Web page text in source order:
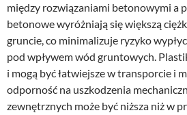
między rozwiązaniami betonowymi a
betonowe wyróżniają się większą
gruncie, co minimalizuje ryzyko
pod wpływem wód gruntowych.
i mogą być łatwiejsze w transporcie i
odporność na uszkodzenia
zewnętrznych może być niższa niż w